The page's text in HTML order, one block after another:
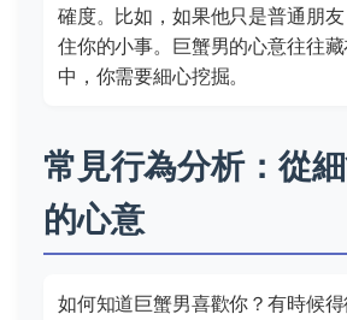
確度。比如，如果他只是普通朋
住你的小事。巨蟹男的心意往往
中，你需要細心挖掘。
常見行為分析：從
的心意
如何知道巨蟹男喜歡你？有時候